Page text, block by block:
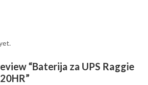
“Baterija za UPS Raggie